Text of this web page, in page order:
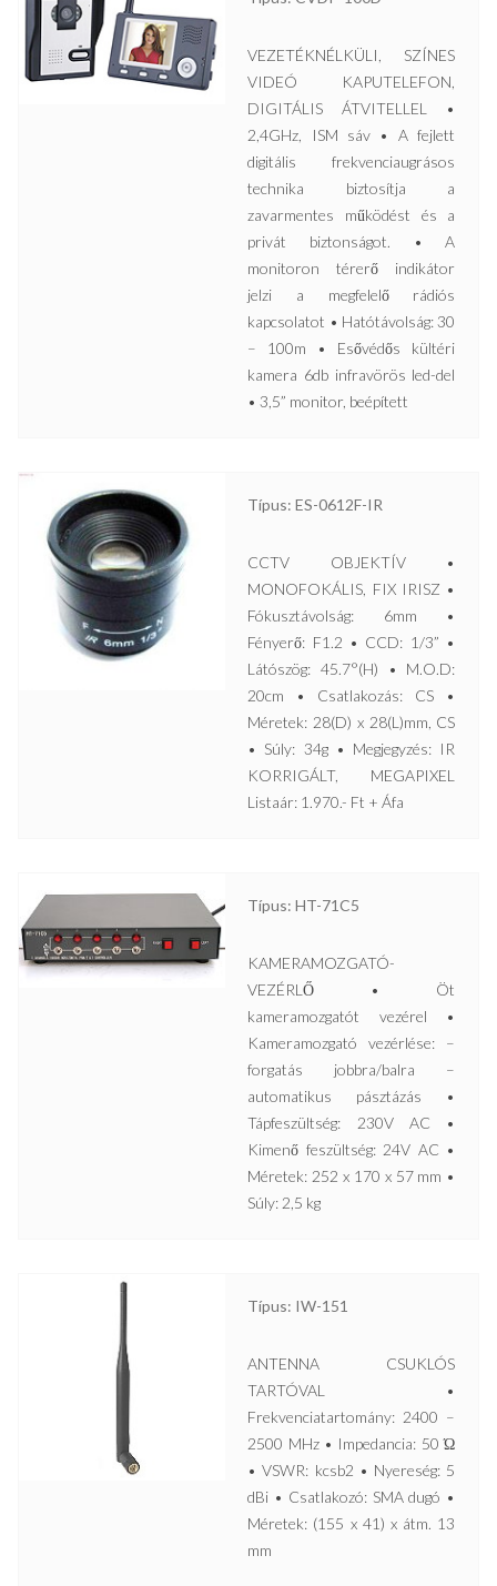
VEZETÉKNÉLKÜLI, SZÍNES
VIDEÓ KAPUTELEFON,
DIGITÁLIS ÁTVITELLEL •
2,4GHz, ISM sáv • A fejlett
digitális frekvenciaugrásos
technika biztosítja a
zavarmentes működést és a
privát biztonságot. • A
monitoron térerő indikátor
jelzi a megfelelő rádiós
kapcsolatot • Hatótávolság: 30
– 100m • Esővédős kültéri
kamera 6db infravörös led-del
• 3,5” monitor, beépített
Típus: ES-0612F-IR
CCTV OBJEKTÍV •
MONOFOKÁLIS, FIX IRISZ •
Fókusztávolság: 6mm •
Fényerő: F1.2 • CCD: 1/3” •
Látószög: 45.7°(H) • M.O.D:
20cm • Csatlakozás: CS •
Méretek: 28(D) x 28(L)mm, CS
• Súly: 34g • Megjegyzés: IR
KORRIGÁLT, MEGAPIXEL
Listaár: 1.970.- Ft + Áfa
Típus: HT-71C5
KAMERAMOZGATÓ-
VEZÉRLŐ • Öt
kameramozgatót vezérel •
Kameramozgató vezérlése: –
forgatás jobbra/balra –
automatikus pásztázás •
Tápfeszültség: 230V AC •
Kimenő feszültség: 24V AC •
Méretek: 252 x 170 x 57 mm •
Súly: 2,5 kg
Típus: IW-151
ANTENNA CSUKLÓS
TARTÓVAL •
Frekvenciatartomány: 2400 –
2500 MHz • Impedancia: 50 Ώ
• VSWR: kcsb2 • Nyereség: 5
dBi • Csatlakozó: SMA dugó •
Méretek: (155 x 41) x átm. 13
mm